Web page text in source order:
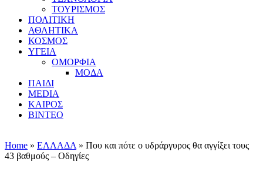
ΤΟΥΡΙΣΜΟΣ
ΠΟΛΙΤΙΚΗ
ΑΘΛΗΤΙΚΑ
ΚΟΣΜΟΣ
ΥΓΕΙΑ
ΟΜΟΡΦΙΑ
ΜΟΔΑ
ΠΑΙΔΙ
MEDIA
ΚΑΙΡΟΣ
ΒΙΝΤΕΟ
Home » ΕΛΛΑΔΑ » Που και πότε ο υδράργυρος θα αγγίξει τους
43 βαθμούς – Οδηγίες